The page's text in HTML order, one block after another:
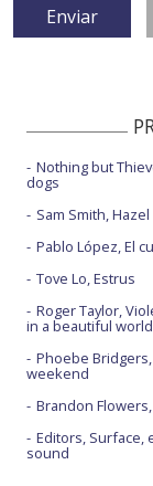
Nothing but
dogs
Sam Smith,
Pablo López, El
Tove Lo, Estrus
Roger Taylor,
in a beautiful world
Phoebe
weekend
Brandon
Editors, Surface,
sound